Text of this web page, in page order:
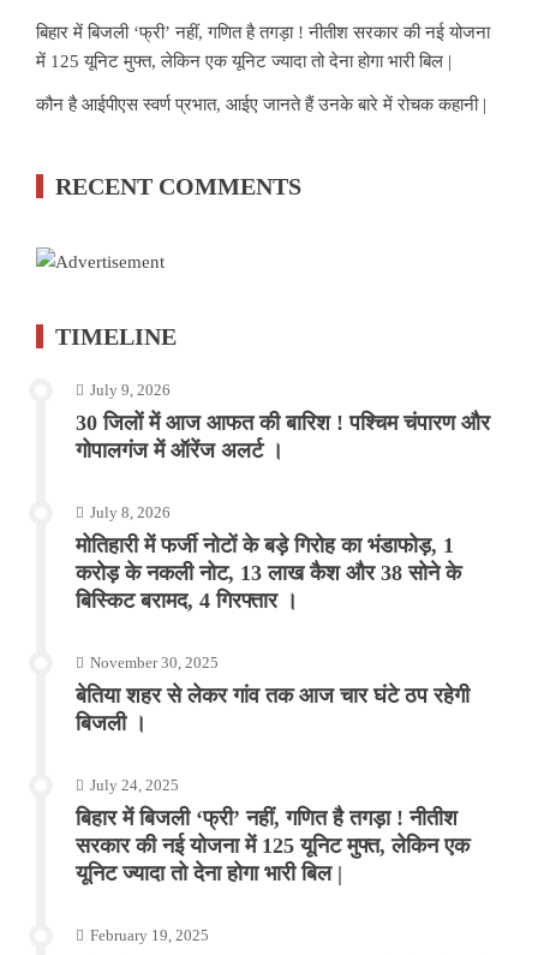
बिहार में बिजली ‘फ्री’ नहीं, गणित है तगड़ा ! नीतीश सरकार की नई योजना
में 125 यूनिट मुफ्त, लेकिन एक यूनिट ज्यादा तो देना होगा भारी बिल |
कौन है आईपीएस स्वर्ण प्रभात, आईए जानते हैं उनके बारे में रोचक कहानी |
RECENT COMMENTS
TIMELINE
July 9, 2026
30 जिलों में आज आफत की बारिश ! पश्चिम चंपारण और
गोपालगंज में ऑरेंज अलर्ट ।
July 8, 2026
मोतिहारी में फर्जी नोटों के बड़े गिरोह का भंडाफोड़, 1
करोड़ के नकली नोट, 13 लाख कैश और 38 सोने के
बिस्किट बरामद, 4 गिरफ्तार ।
November 30, 2025
बेतिया शहर से लेकर गांव तक आज चार घंटे ठप रहेगी
बिजली ।
July 24, 2025
बिहार में बिजली ‘फ्री’ नहीं, गणित है तगड़ा ! नीतीश
सरकार की नई योजना में 125 यूनिट मुफ्त, लेकिन एक
यूनिट ज्यादा तो देना होगा भारी बिल |
February 19, 2025